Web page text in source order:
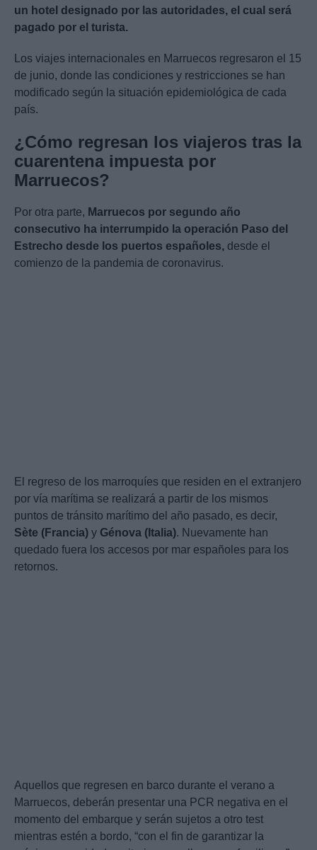
un hotel designado por las autoridades, el cual será
pagado por el turista.
Los viajes internacionales en Marruecos regresaron el 15
de junio, donde las condiciones y restricciones se han
modificado según la situación epidemiológica de cada
país.
¿Cómo regresan los viajeros tras la
cuarentena impuesta por
Marruecos?
Por otra parte, Marruecos por segundo año
consecutivo ha interrumpido la operación Paso del
Estrecho desde los puertos españoles, desde el
comienzo de la pandemia de coronavirus.
El regreso de los marroquíes que residen en el extranjero
por vía marítima se realizará a partir de los mismos
puntos de tránsito marítimo del año pasado, es decir,
Sète (Francia) y Génova (Italia). Nuevamente han
quedado fuera los accesos por mar españoles para los
retornos.
Aquellos que regresen en barco durante el verano a
Marruecos, deberán presentar una PCR negativa en el
momento del embarque y serán sujetos a otro test
mientras estén a bordo, “con el fin de garantizar la